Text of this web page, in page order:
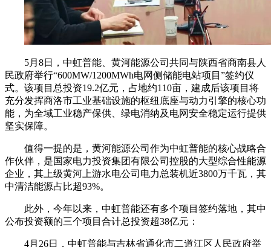
5月8日，中虹普能、黄河能源公司共同与陕西省商南县人
民政府举行“600MW/1200MWh电网侧储能电站项目”签约仪
式。该项目总投资19.2亿元，占地约110亩，建成后该项目将
充分发挥商洛市工业基础设施的枢纽底座与动力引擎的核心功
能，为全域工业稳产保供、绿电消纳及电网安全稳定运行提供
坚实保障。
值得一提的是，黄河能源公司作为中虹普能的核心战略合
作伙伴，是国家电力投资集团有限公司控股的大型综合性能源
企业，其上级黄河上游水电公司电力总装机近3800万千瓦，其
中清洁能源占比超93%。
此外，今年以来，中虹普能还有多个项目签约落地，其中
公布投资额的三个项目合计总投资超38亿元：
4月26日，中虹普能与吉林省通化市二道江区人民政府举